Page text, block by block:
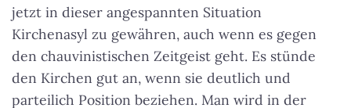
jetzt in dieser angespannten Situation
Kirchenasyl zu gewähren, auch wenn es gegen
den chauvinistischen Zeitgeist geht. Es stünde
den Kirchen gut an, wenn sie deutlich und
parteilich Position beziehen. Man wird in der